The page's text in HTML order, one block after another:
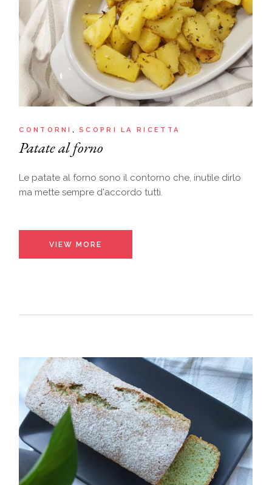
CONTORNI SCOPRI LA RICETTA
Patate al forno
Le patate al forno sono il contorno che, inutile dirlo
ma mette sempre d'accordo tutti.
VIEW MORE